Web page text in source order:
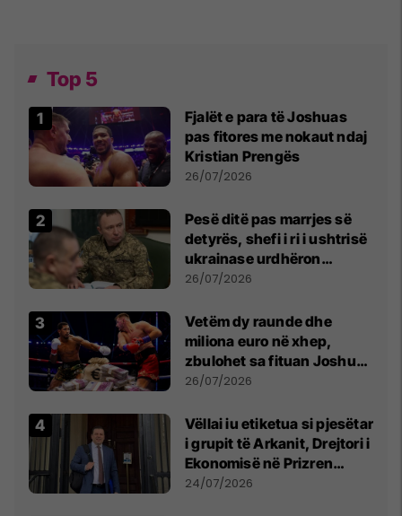
Top 5
Fjalët e para të Joshuas
pas fitores me nokaut ndaj
Kristian Prengës
26/07/2026
Pesë ditë pas marrjes së
detyrës, shefi i ri i ushtrisë
ukrainase urdhëron
kontroll të madh
26/07/2026
Vetëm dy raunde dhe
miliona euro në xhep,
zbulohet sa fituan Joshua
e Prenga
26/07/2026
Vëllai iu etiketua si pjesëtar
i grupit të Arkanit, Drejtori i
Ekonomisë në Prizren
mohon pretendimet
24/07/2026